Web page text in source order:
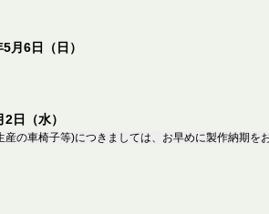
月6日（日）
日（水）
の車椅子等)につきましては、お早めに製作納期を